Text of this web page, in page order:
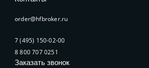
order@hfbroker.ru
7 (495) 150-02-00
8 800 707 0251
Заказать звонок